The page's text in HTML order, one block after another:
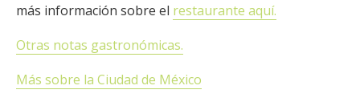
más información sobre el restaurante aquí.
Otras notas gastronómicas.
Más sobre la Ciudad de México